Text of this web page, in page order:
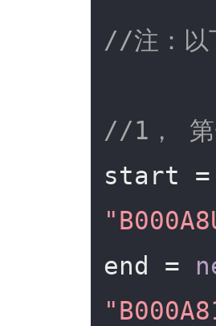
//注：以
//1， 第
start
end =